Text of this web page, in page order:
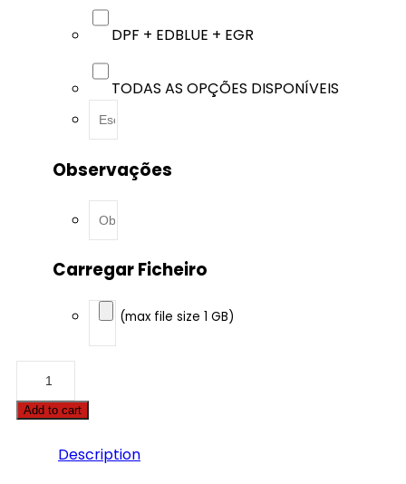
DPF + EDBLUE + EGR
TODAS AS OPÇÕES DISPONÍVEIS
Observações
Carregar Ficheiro
(max file size 1 GB)
Puma
- Add to cart
Description